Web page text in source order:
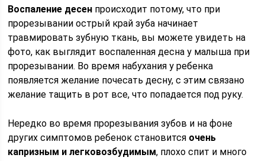
Воспаление десен происходит потому, что при
прорезывании острый край зуба начинает
травмировать зубную ткань, вы можете увидеть на
фото, как выглядит воспаленная десна у малыша при
прорезывании. Во время набухания у ребенка
появляется желание почесать десну, с этим связано
желание тащить в рот все, что попадается под руку.
Нередко во время прорезывания зубов и на фоне
других симптомов ребенок становится очень
капризным и легковозбудимым, плохо спит и много